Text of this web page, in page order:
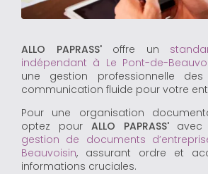
ALLO PAPRASS'offre un
indépendant à Le Pont-de-
une gestion professionnelle
communication fluide pour votre
Pour une organisation
optez pour ALLO PAPRASS'avec
gestion de documents
Beauvoisin, assurant ordre et
informations cruciales.